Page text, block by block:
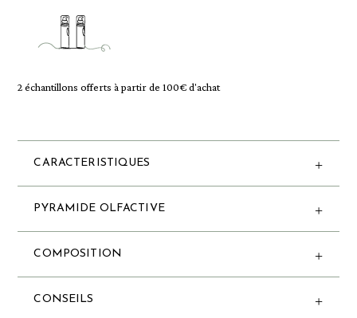
2 échantillons offerts à partir de 100€ d'achat
CARACTERISTIQUES
PYRAMIDE OLFACTIVE
COMPOSITION
CONSEILS